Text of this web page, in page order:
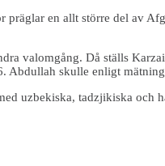
en allt större del av
valomgång. Då ställs
Abdullah skulle enligt
uzbekiska, tadzjikiska och